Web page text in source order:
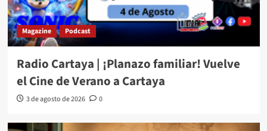
Magazine Podcast
Radio Cartaya | ¡Planazo familiar! Vuelve
el Cine de Verano a Cartaya
3 de agosto de 2026 0